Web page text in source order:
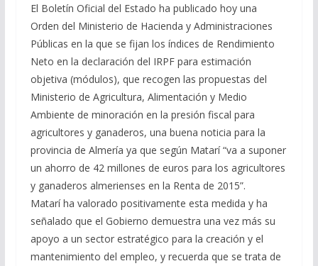
El Boletín Oficial del Estado ha publicado hoy una
Orden del Ministerio de Hacienda y Administraciones
Públicas en la que se fijan los índices de Rendimiento
Neto en la declaración del IRPF para estimación
objetiva (módulos), que recogen las propuestas del
Ministerio de Agricultura, Alimentación y Medio
Ambiente de minoración en la presión fiscal para
agricultores y ganaderos, una buena noticia para la
provincia de Almería ya que según Matarí “va a suponer
un ahorro de 42 millones de euros para los agricultores
y ganaderos almerienses en la Renta de 2015”.
Matarí ha valorado positivamente esta medida y ha
señalado que el Gobierno demuestra una vez más su
apoyo a un sector estratégico para la creación y el
mantenimiento del empleo, y recuerda que se trata de